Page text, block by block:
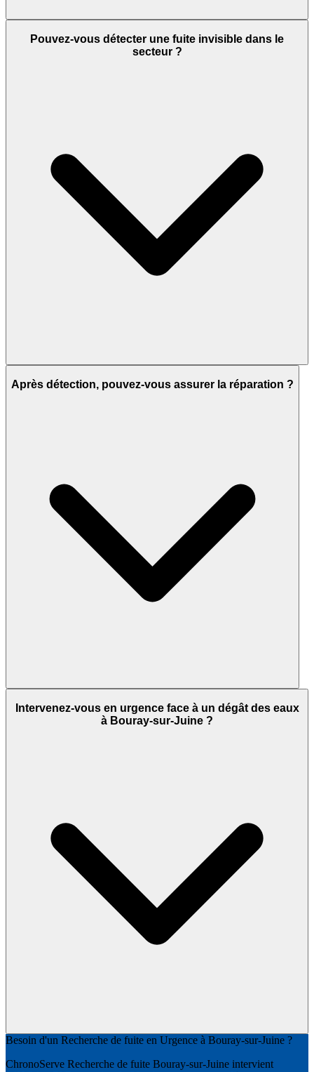
Pouvez-vous détecter une fuite invisible dans le
secteur ?
Après détection, pouvez-vous assurer la réparation ?
Intervenez-vous en urgence face à un dégât des eaux
à Bouray-sur-Juine ?
Besoin d'un Recherche de fuite en Urgence à Bouray-sur-Juine ?
ChronoServe Recherche de fuite Bouray-sur-Juine intervient